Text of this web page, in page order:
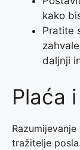
kako
Pratite
daljnji
Plaća
Razumijevanje
tražitelje